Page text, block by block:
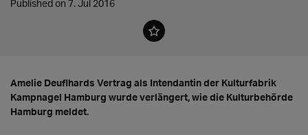
Published on 7. Jul 2016
Amelie Deuflhards Vertrag als Intendantin der Kulturfabrik
Kampnagel Hamburg wurde verlängert, wie die Kulturbehörde
Hamburg meldet.